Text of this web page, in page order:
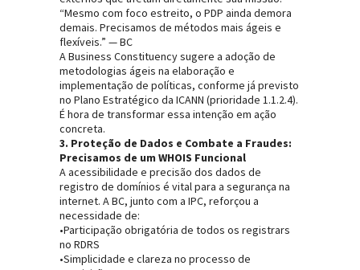
“Mesmo com foco estreito, o PDP ainda demora
demais. Precisamos de métodos mais ágeis e
flexíveis.” — BC
A Business Constituency sugere a adoção de
metodologias ágeis na elaboração e
implementação de políticas, conforme já previsto
no Plano Estratégico da ICANN (prioridade 1.1.2.4).
É hora de transformar essa intenção em ação
concreta.
3. Proteção de Dados e Combate a Fraudes:
Precisamos de um WHOIS Funcional
A acessibilidade e precisão dos dados de
registro de domínios é vital para a segurança na
internet. A BC, junto com a IPC, reforçou a
necessidade de:
•Participação obrigatória de todos os registrars
no RDRS
•Simplicidade e clareza no processo de